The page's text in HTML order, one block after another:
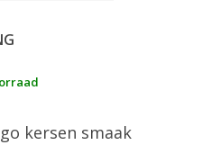
kersen smaak